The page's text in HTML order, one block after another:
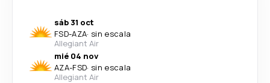
sáb 31 oct
FSD-AZA· sin escala
Allegiant Air
mié 04 nov
AZA-FSD· sin escala
Allegiant Air